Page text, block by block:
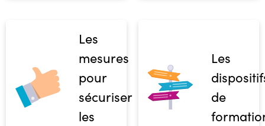
Les
mesures
pour
sécuriser
les
Les
de